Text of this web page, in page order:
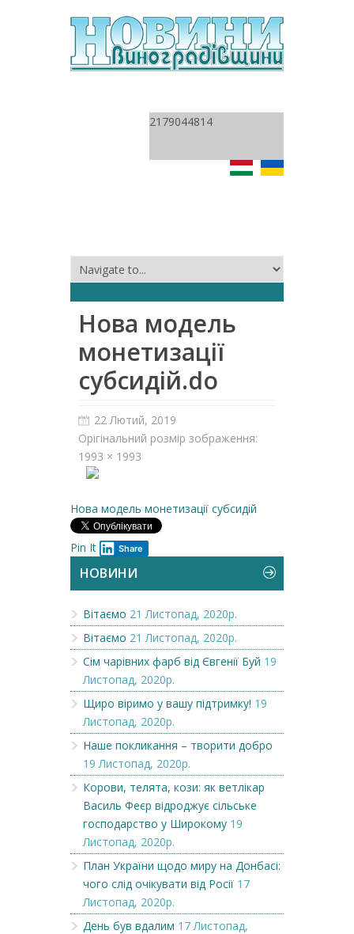
2179044814
Нова модель
монетизації
субсидій.do
22 Лютий, 2019
Орігінальний розмір зображення:
1993 × 1993
Нова модель монетизації субсидій
Pin It Share
НОВИНИ
Вітаємо 21 Листопад, 2020р.
Вітаємо 21 Листопад, 2020р.
Сім чарівних фарб від Євгенії Буй 19
Листопад, 2020р.
Щиро віримо у вашу підтримку! 19
Листопад, 2020р.
Наше покликання – творити добро
19 Листопад, 2020р.
Корови, телята, кози: як ветлікар
Василь Феєр відроджує сільське
господарство у Широкому 19
Листопад, 2020р.
План України щодо миру на Донбасі:
чого слід очікувати від Росії 17
Листопад, 2020р.
День був вдалим 17 Листопад,